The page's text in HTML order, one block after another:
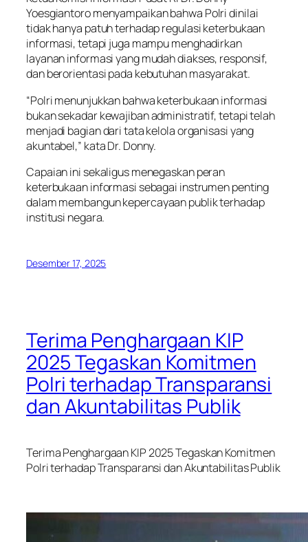
Yoesgiantoro menyampaikan bahwa Polri dinilai
tidak hanya patuh terhadap regulasi keterbukaan
informasi, tetapi juga mampu menghadirkan
layanan informasi yang mudah diakses, responsif,
dan berorientasi pada kebutuhan masyarakat.
“Polri menunjukkan bahwa keterbukaan informasi
bukan sekadar kewajiban administratif, tetapi telah
menjadi bagian dari tata kelola organisasi yang
akuntabel,” kata Dr. Donny.
Capaian ini sekaligus menegaskan peran
keterbukaan informasi sebagai instrumen penting
dalam membangun kepercayaan publik terhadap
institusi negara.
Desember 17, 2025
Terima Penghargaan KIP
2025 Tegaskan Komitmen
Polri terhadap Transparansi
dan Akuntabilitas Publik
Terima Penghargaan KIP 2025 Tegaskan Komitmen
Polri terhadap Transparansi dan Akuntabilitas Publik